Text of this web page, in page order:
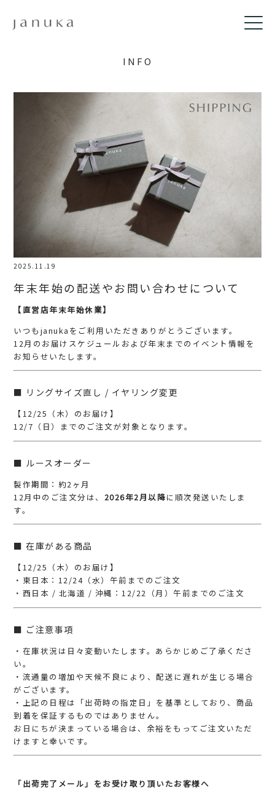
INFO
2025.11.19
年末年始の配送やお問い合わせについて
【直営店年末年始休業】
いつもjanukaをご利用いただきありがとうございます。
12月のお届けスケジュールおよび年末までのイベント情報を
お知らせいたします。
■ リングサイズ直し / イヤリング変更
【12/25（木）のお届け】
12/7（日）までのご注文が対象となります。
■ ルースオーダー
製作期間：約2ヶ月
12月中のご注文分は、 2026年2月以降に順次発送いたしま
す。
■ 在庫がある商品
【12/25（木）のお届け】
・東日本：12/24（水）午前までのご注文
・西日本 / 北海道 / 沖縄：12/22（月）午前までのご注文
■ ご注意事項
・在庫状況は日々変動いたします。あらかじめご了承くださ
い。
・流通量の増加や天候不良により、配送に遅れが生じる場合
がございます。
・上記の日程は「出荷時の指定日」を基準としており、商品
到着を保証するものではありません。
お日にちが決まっている場合は、余裕をもってご注文いただ
けますと幸いです。
「出荷完了メール」をお受け取り頂いたお客様へ